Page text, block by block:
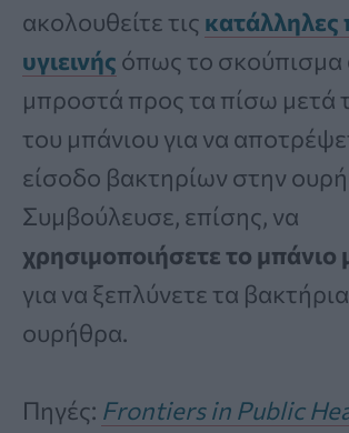
ακολουθείτε τις κατάλληλες
υγιεινής όπως το σκούπισμα
μπροστά προς τα πίσω μετά
του μπάνιου για να
είσοδο βακτηρίων στην
Συμβούλευσε, επίσης, να
χρησιμοποιήσετε το μπάνιο
για να ξεπλύνετε τα
ουρήθρα.
Πηγές: Frontiers in Public